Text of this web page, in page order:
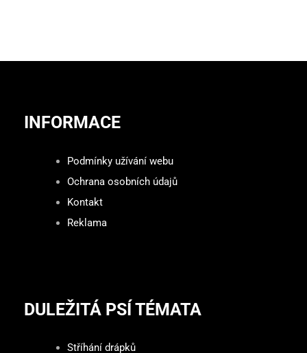
INFORMACE
Podmínky užívání webu
Ochrana osobních údajů
Kontakt
Reklama
DULEŽITÁ PSÍ TÉMATA
Stříhání drápků